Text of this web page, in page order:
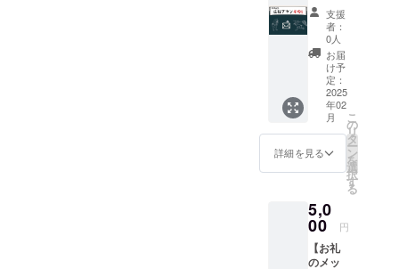
メーカーへ
転職。総務
部に所属
し、秘書業
務 兼 海
外出張手配
担当者とし
て従事。
2023年秋に
雄再建に向
け始動中。
※現在は京都
方向
け 全
力応援
コー
ス】 感
謝の気
持ちを
込め
て、サ
ンクス
メッ
セージ
をメー
らせて
いただ
きま
す。 い
ただい
支援
者：
0人
お届
け予
定：
2025
年02
月
詳細を見る
こ
の
リ
タ
ー
ン
を
選
択
す
る
5,0
00 円
【お礼
のメッ